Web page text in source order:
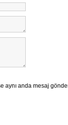
aynı anda mesaj